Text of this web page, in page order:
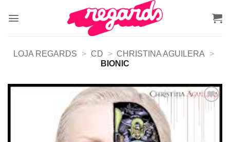
LOJA REGARDS > CD > CHRISTINA AGUILERA
>
BIONIC